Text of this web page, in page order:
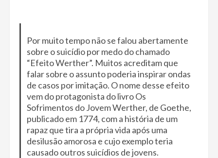
Por muito tempo não se falou abertamente
sobre o suicídio por medo do chamado
“Efeito Werther”. Muitos acreditam que
falar sobre o assunto poderia inspirar ondas
de casos por imitação. O nome desse efeito
vem do protagonista do livro Os
Sofrimentos do Jovem Werther, de Goethe,
publicado em 1774, com a história de um
rapaz que tira a própria vida após uma
desilusão amorosa e cujo exemplo teria
causado outros suicídios de jovens.